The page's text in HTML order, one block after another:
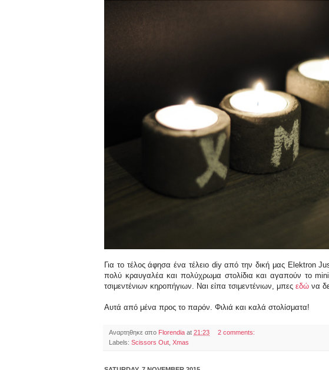
Για το τέλος άφησα ένα τέλειο diy από την δική μας Elektron
πολύ κραυγαλέα και πολύχρωμα στολίδια και αγαπούν το
τσιμεντένιων κηροπήγιων. Ναι είπα τσιμεντένιων, μπες εδώ να
Αυτά από μένα προς το παρόν. Φιλιά και καλά στολίσματα!
Αναρτηθηκε απο Florendia at 21:23
2 comments:
Labels: Scissors Out Xmas